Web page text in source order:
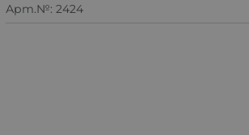
Арт.№: 2424